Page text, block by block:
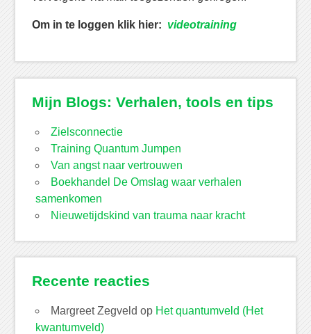
Om in te loggen klik hier: videotraining
Mijn Blogs: Verhalen, tools en tips
Zielsconnectie
Training Quantum Jumpen
Van angst naar vertrouwen
Boekhandel De Omslag waar verhalen
samenkomen
Nieuwetijdskind van trauma naar kracht
Recente reacties
Margreet Zegveld op Het quantumveld (Het
kwantumveld)